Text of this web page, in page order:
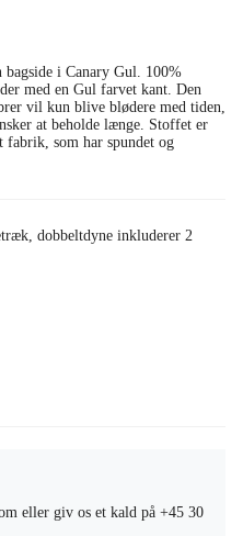
bagside i Canary Gul. 100%
med en Gul farvet kant. Den
vil kun blive blødere med tiden,
at beholde længe. Stoffet er
fabrik, som har spundet og
dobbeltdyne inkluderer 2
eller giv os et kald på +45 30